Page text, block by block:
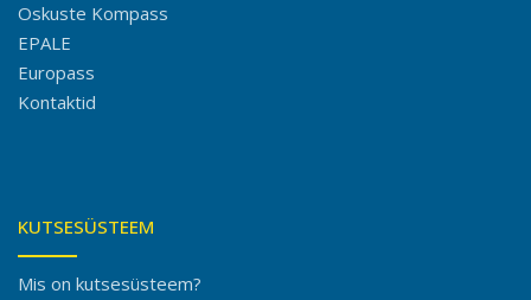
Oskuste Kompass
EPALE
Europass
Kontaktid
KUTSESÜSTEEM
Mis on kutsesüsteem?